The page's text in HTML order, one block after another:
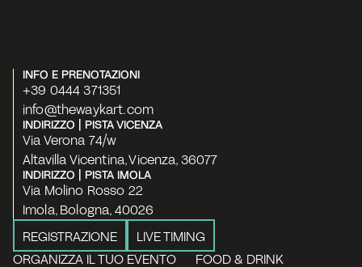
INFO E PRENOTAZIONI
+39 0444 371351
info@thewaykart.com
INDIRIZZO | PISTA VICENZA
Via Verona 74/w
Altavilla Vicentina, Vicenza, 36077
INDIRIZZO | PISTA IMOLA
Via Molino Rosso 22
Imola, Bologna, 40026
REGISTRAZIONE
LIVE TIMING
ORGANIZZA IL TUO EVENTO
FOOD & DRINK